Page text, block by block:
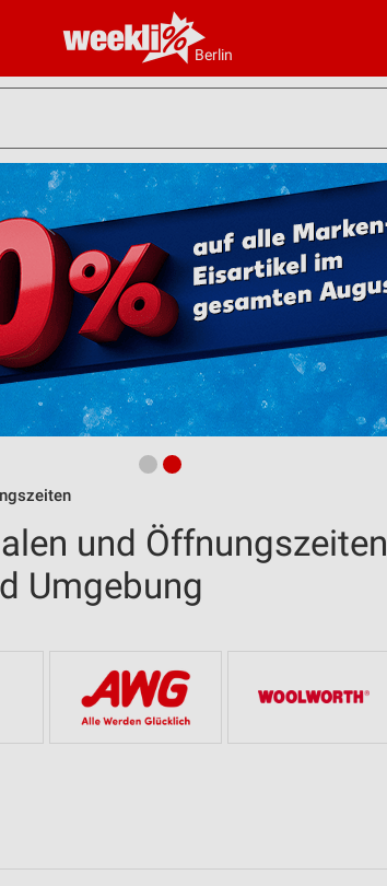
Berlin
und Öffnungszeiten
Umgebung